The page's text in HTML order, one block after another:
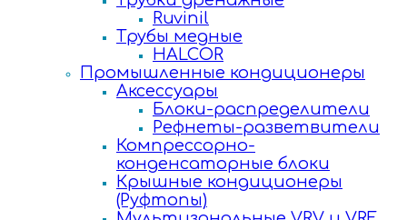
Ruvinil
Трубы медные
HALCOR
Промышленные кондиционеры
Аксессуары
Блоки-распределители
Рефнеты-разветвители
Компрессорно-
конденсаторные блоки
Крышные кондиционеры
(Руфтопы)